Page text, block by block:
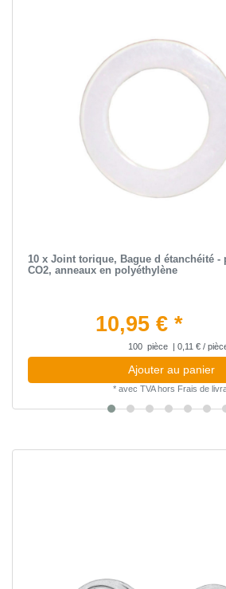
10 x Joint torique, Bague d étanchéité -
CO2, anneaux en polyéthylène
10,95 € *
100 pièce | 0,11 € /
Ajouter au panier
* avec TVAhors Frais de